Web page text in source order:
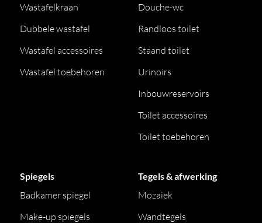
Wastafelkraan
Dubbele wastafel
Wastafel accessoires
Wastafel toebehoren
Douche-wc
Randloos toilet
Staand toilet
Urinoirs
Inbouwreservoirs
Toilet accessoires
Toilet toebehoren
Spiegels
Badkamer spiegel
Make-up spiegels
Tegels & afwerking
Mozaiek
Wandtegels